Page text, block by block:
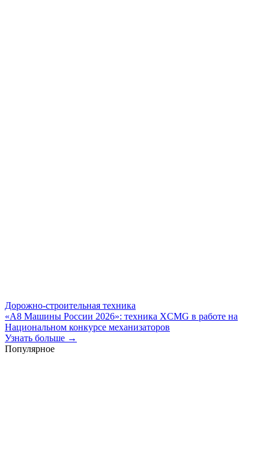
Дорожно-строительная техника
«А8 Машины России 2026»: техника XCMG в работе на
Национальном конкурсе механизаторов
Узнать больше →
Популярное